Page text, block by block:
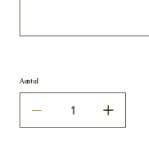
Aantal